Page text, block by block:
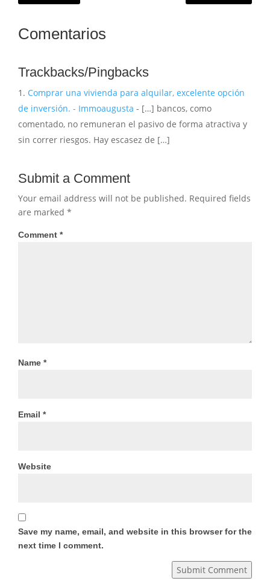
Comentarios
Trackbacks/Pingbacks
Comprar una vivienda para alquilar, excelente opción
de inversión. - Immoaugusta - […] bancos, como
comentado, no remuneran el pasivo de forma atractiva y
sin correr riesgos. Hay escasez de […]
Submit a Comment
Your email address will not be published. Required fields
are marked *
Comment *
Name *
Email *
Website
Save my name, email, and website in this browser for the
next time I comment.
Submit Comment